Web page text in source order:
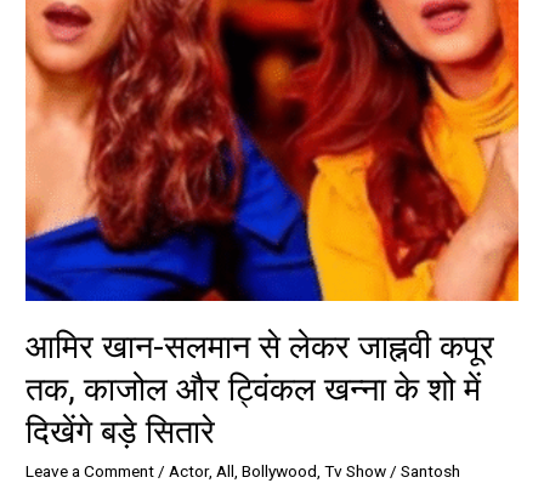
आमिर खान-सलमान से लेकर जाह्नवी कपूर
तक, काजोल और ट्विंकल खन्ना के शो में
दिखेंगे बड़े सितारे
Leave a Comment/Actor,All,Bollywood,Tv Show/Santosh
काजोल
और
ट्विंकल
खन्ना
के
शो
दिखेंगे
बड़े
सितारे